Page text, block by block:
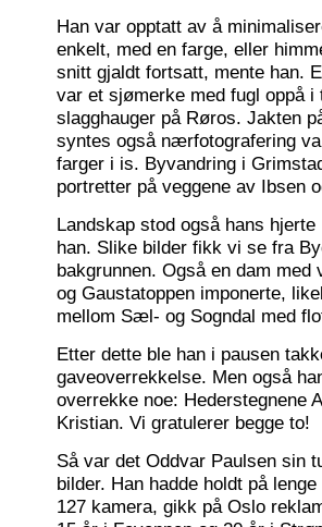
Han var opptatt av å
enkelt, med en farge, eller
snitt gjaldt fortsatt, mente han.
var et sjømerke med fugl oppå
slagghauger på Røros. Jakten
syntes også nærfotografering
farger i is. Byvandring i
portretter på veggene av Ibsen
Landskap stod også hans
han. Slike bilder fikk vi se fra
bakgrunnen. Også en dam
og Gaustatoppen imponerte,
mellom Sæl- og Sogndal med
Etter dette ble han i pausen
gaveoverrekkelse. Men også
overrekke noe: Hederstegnene
Kristian. Vi gratulerer begge to!
Så var det Oddvar Paulsen sin
bilder. Han hadde holdt på
127 kamera, gikk på Oslo